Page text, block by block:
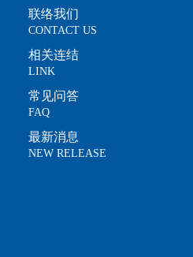
联络我们
CONTACT US
相关连结
LINK
常见问答
FAQ
最新消息
NEW RELEASE